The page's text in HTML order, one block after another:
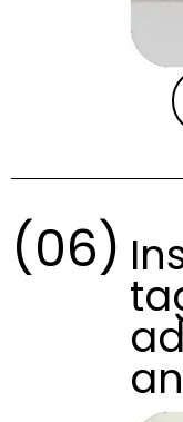
(06)